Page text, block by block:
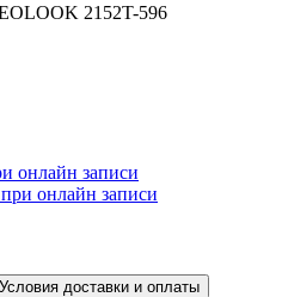
онлайн записи
Условия доставки и оплаты